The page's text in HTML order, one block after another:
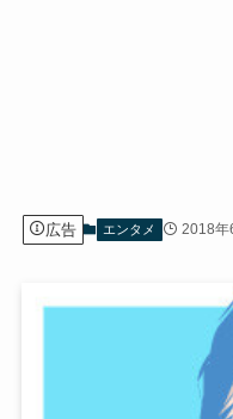
広告 エンタメ 2018年